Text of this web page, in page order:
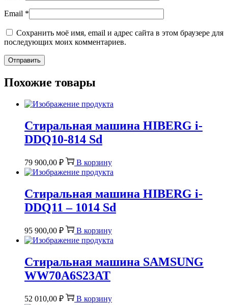
Email *
Сохранить моё имя, email и адрес сайта в этом браузере для
последующих моих комментариев.
Похожие товары
Стиральная машина HIBERG i-
DDQ10-814 Sd
79 900,00 ₽ В корзину
Стиральная машина HIBERG i-
DDQ11 – 1014 Sd
95 900,00 ₽ В корзину
Стиральная машина SAMSUNG
WW70A6S23AT
52 010,00 ₽ В корзину